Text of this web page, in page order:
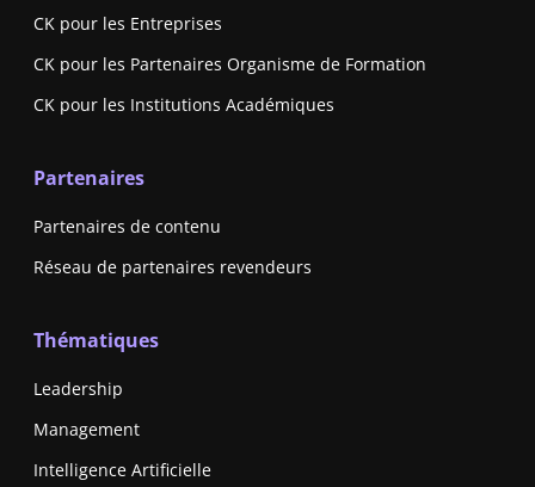
CK pour les Entreprises
CK pour les Partenaires Organisme de Formation
CK pour les Institutions Académiques
Partenaires
Partenaires de contenu
Réseau de partenaires revendeurs
Thématiques
Leadership
Management
Intelligence Artificielle